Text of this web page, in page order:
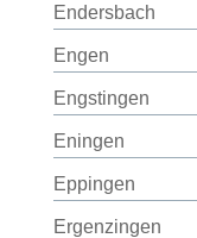
Endersbach
Engen
Engstingen
Eningen
Eppingen
Ergenzingen